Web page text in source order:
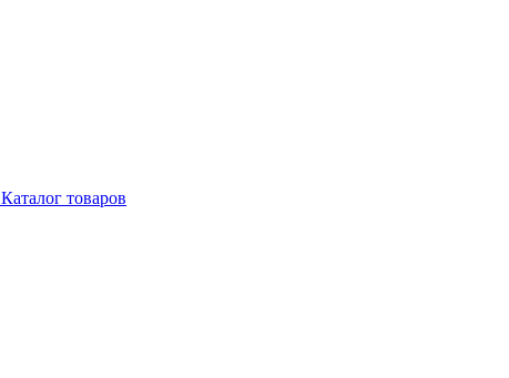
Каталог товаров